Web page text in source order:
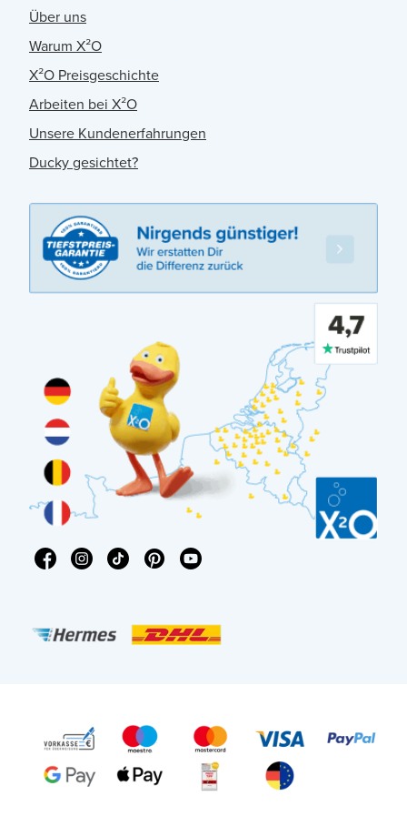
Über uns
Warum X²O
X²O Preisgeschichte
Arbeiten bei X²O
Unsere Kundenerfahrungen
Ducky gesichtet?